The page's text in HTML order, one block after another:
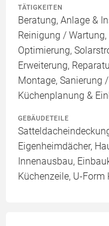
TÄTIGKEITEN
Beratung, Anlage &
Reinigung /
Optimierung,
Erweiterung,
Montage, Sanierung
Küchenplanung &
GEBÄUDETEILE
Eigenheimdächer,
Innenausbau,
Küchenzeile, U-Form